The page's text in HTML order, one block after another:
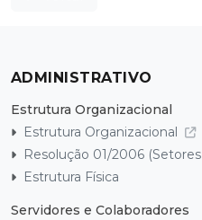
ADMINISTRATIVO
Estrutura Organizacional
Estrutura Organizacional
Resolução 01/2006
Estrutura Física
Servidores e Colaboradores